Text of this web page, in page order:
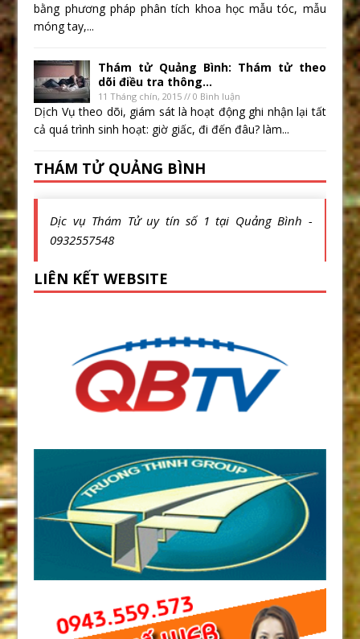
bằng phương pháp phân tích khoa học mẫu tóc, mẫu
móng tay,...
Thám tử Quảng Bình: Thám tử theo
dõi điều tra thông...
11 Tháng chín, 2015 // 0 Bình luận
Dịch Vụ theo dõi, giám sát là hoạt động ghi nhận lại tất
cả quá trình sinh hoạt: giờ giấc, đi đến đâu? làm...
THÁM TỬ QUẢNG BÌNH
Dịc vụ Thám Tử uy tín số 1 tại Quảng Bình -
0932557548
LIÊN KẾT WEBSITE